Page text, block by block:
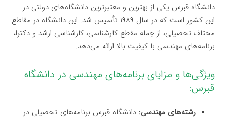
دانشگاه قبرس یکی از بهترین و معتبرترین دانشگاه‌های دولتی در
این کشور است که در سال ۱۹۸۹ تأسیس شد. این دانشگاه در مقاطع
مختلف تحصیلی، از جمله مقطع کارشناسی، کارشناسی ارشد و دکترا،
برنامه‌های مهندسی با کیفیت بالا ارائه می‌دهد.
ویژگی‌ها و مزایای برنامه‌های مهندسی در دانشگاه
قبرس:
رشته‌های مهندسی: دانشگاه قبرس برنامه‌های تحصیلی در